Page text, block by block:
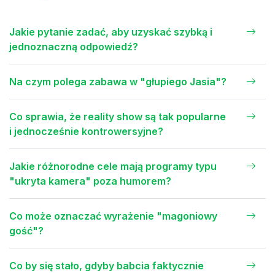
Jakie pytanie zadać, aby uzyskać szybką i
jednoznaczną odpowiedź?
Na czym polega zabawa w "głupiego Jasia"?
Co sprawia, że reality show są tak popularne
i jednocześnie kontrowersyjne?
Jakie różnorodne cele mają programy typu
"ukryta kamera" poza humorem?
Co może oznaczać wyrażenie "magoniowy
gość"?
Co by się stało, gdyby babcia faktycznie